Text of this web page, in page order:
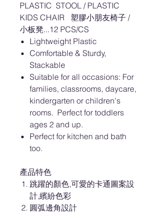
PLASTIC STOOL / PLASTIC
KIDS CHAIR 塑膠小朋友椅子 /
小板凳...12 PCS/CS
Lightweight Plastic
Comfortable & Sturdy,
Stackable
Suitable for all occasions: For
families, classrooms, daycare,
kindergarten or children's
rooms. Perfect for toddlers
ages 2 and up.
Perfect for kitchen and bath
too.
產品特色
跳躍的顏色,可愛的卡通圖案設
計,繽紛色彩
圓弧邊角設計